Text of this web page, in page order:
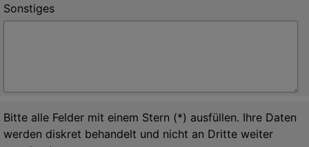
Sonstiges
Bitte alle Felder mit einem Stern (*) ausfüllen. Ihre Daten
werden diskret behandelt und nicht an Dritte weiter